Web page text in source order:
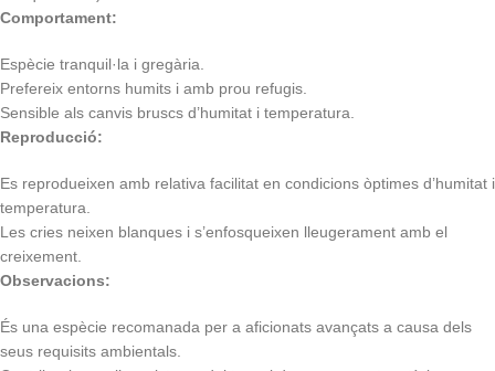
Comportament:
Espècie tranquil·la i gregària.
Prefereix entorns humits i amb prou refugis.
Sensible als canvis bruscs d’humitat i temperatura.
Reproducció:
Es reprodueixen amb relativa facilitat en condicions òptimes d’humitat i
temperatura.
Les cries neixen blanques i s’enfosqueixen lleugerament amb el
creixement.
Observacions:
És una espècie recomanada per a aficionats avançats a causa dels
seus requisits ambientals.